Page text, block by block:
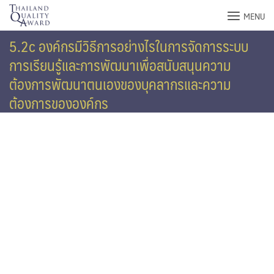
Skip
content
MENU
5.2c องค์กรมีวิธีการอย่างไรในการจัดการระบบ
การเรียนรู้และการพัฒนาเพื่อสนับสนุนความ
ต้องการพัฒนาตนเองของบุคลากรและความ
ต้องการขององค์กร